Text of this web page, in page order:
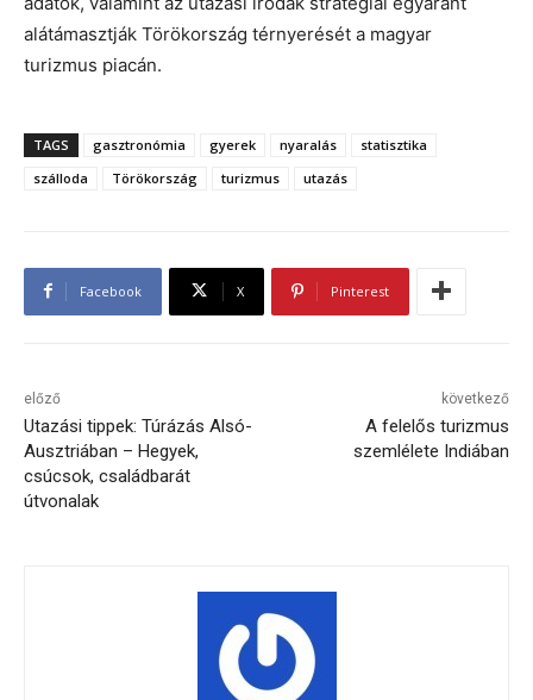
alátámasztják Törökország térnyerését a magyar
turizmus piacán.
TAGS gasztronómia gyerek nyaralás
statisztika
szálloda
Törökország turizmus utazás
Facebook X Pinterest
előző
Utazási tippek: Túrázás Alsó-
Ausztriában – Hegyek,
csúcsok, családbarát
útvonalak
következő
A felelős turizmus
szemlélete Indiában